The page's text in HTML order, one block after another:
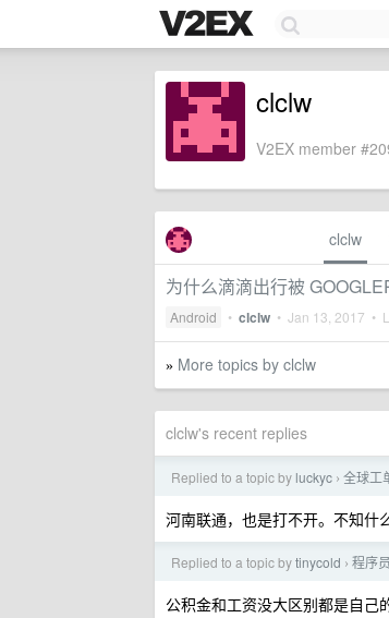
clclw
V2EX member
clclw
为什么滴滴出行被
Android • clclw • Jan 13, 2017 •
» More topics by clclw
clclw's recent replies
Replied to a topic by luckyc › 全球工
河南联通，也是打不开。不知什
Replied to a topic bytinycold › 程序员
公积金和工资没大区别都是自己